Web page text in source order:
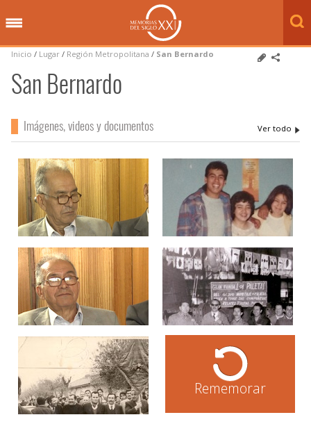
Inicio / Lugar / Región Metropolitana / San Bernardo
San Bernardo
Imágenes, videos y documentos
Rememorar